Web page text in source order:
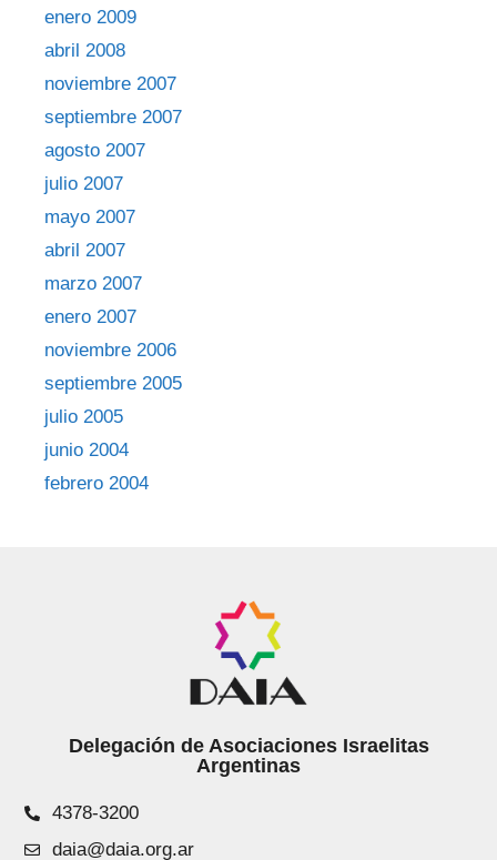
enero 2009
abril 2008
noviembre 2007
septiembre 2007
agosto 2007
julio 2007
mayo 2007
abril 2007
marzo 2007
enero 2007
noviembre 2006
septiembre 2005
julio 2005
junio 2004
febrero 2004
Delegación de Asociaciones Israelitas
Argentinas
4378-3200
daia@daia.org.ar